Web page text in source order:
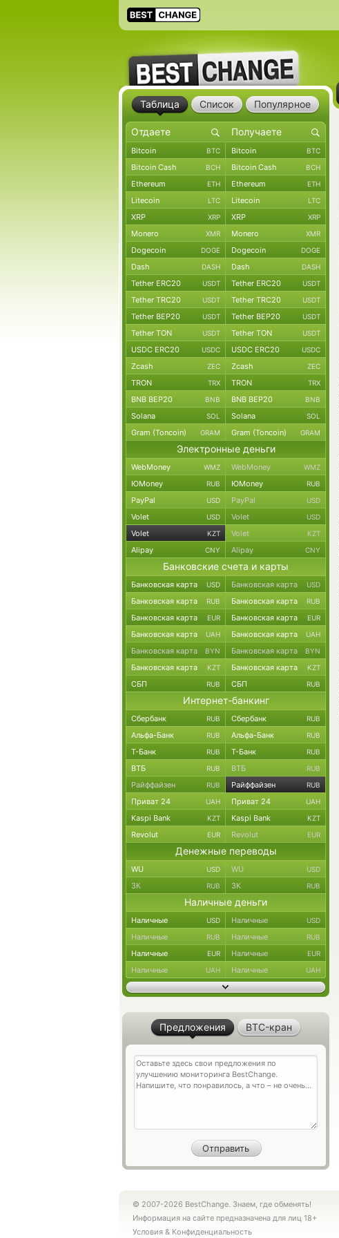
Таблица Список Популярное
Bitcoin BTC Bitcoin BTC
Bitcoin Cash BCH Bitcoin Cash BCH
Ethereum ETH Ethereum ETH
Litecoin LTC Litecoin LTC
XRP XRP XRP XRP
Monero XMR Monero XMR
Dogecoin DOGE Dogecoin DOGE
Dash DASH Dash DASH
Tether ERC20 USDT Tether ERC20 USDT
Tether TRC20 USDT Tether TRC20 USDT
Tether BEP20 USDT Tether BEP20 USDT
Tether TON USDT Tether TON USDT
USDC ERC20 USDC USDC ERC20 USDC
Zcash ZEC Zcash ZEC
TRON TRX TRON TRX
BNB BEP20 BNB BNB BEP20 BNB
Solana SOL Solana SOL
Gram (Toncoin) GRAM Gram (Toncoin) GRAM
Электронные деньги
WebMoney WMZ WebMoney WMZ
ЮMoney RUB ЮMoney RUB
PayPal USD PayPal USD
Volet USD Volet USD
Volet KZT Volet KZT
Alipay CNY Alipay CNY
Банковские счета и карты
Банковская карта USD Банковская карта USD
Банковская карта RUB Банковская карта RUB
Банковская карта EUR Банковская карта EUR
Банковская карта UAH Банковская карта UAH
Банковская карта BYN Банковская карта BYN
Банковская карта KZT Банковская карта KZT
СБП RUB СБП RUB
Интернет-банкинг
Сбербанк RUB Сбербанк RUB
Альфа-Банк RUB Альфа-Банк RUB
Т-Банк RUB Т-Банк RUB
ВТБ RUB ВТБ RUB
Райффайзен RUB Райффайзен RUB
Приват 24 UAH Приват 24 UAH
Kaspi Bank KZT Kaspi Bank KZT
Revolut EUR Revolut EUR
Денежные переводы
WU USD WU USD
ЗК RUB ЗК RUB
Наличные деньги
Наличные USD Наличные USD
Наличные RUB Наличные RUB
Наличные EUR Наличные EUR
Наличные UAH Наличные UAH
Предложения BTC-кран
© 2007-2026 BestChange. Знаем, где обменять!
Информация на сайте предназначена для лиц 18+
Условия & Конфиденциальность